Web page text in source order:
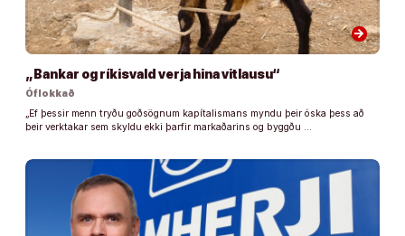
arrow_forward
„Bankar og ríkisvald verja hina vitlausu“
Óflokkað
„Ef þessir menn tryðu goðsögnum kapítalismans myndu þeir óska þess að
þeir verktakar sem skyldu ekki þarfir markaðarins og byggðu …